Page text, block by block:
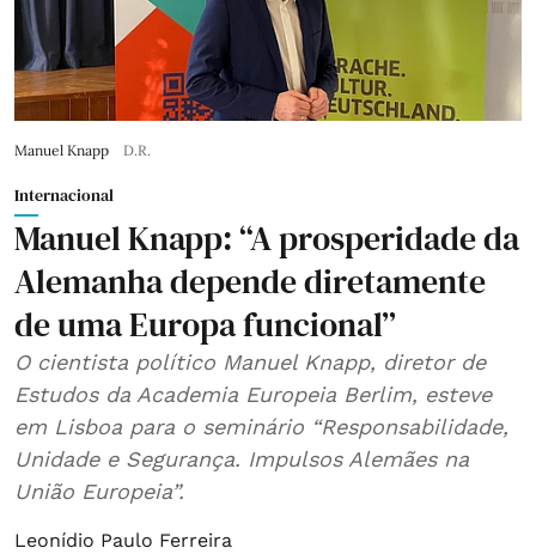
Manuel Knapp D.R.
Internacional
Manuel Knapp: “A prosperidade da
Alemanha depende diretamente
de uma Europa funcional”
O cientista político Manuel Knapp, diretor de
Estudos da Academia Europeia Berlim, esteve
em Lisboa para o seminário “Responsabilidade,
Unidade e Segurança. Impulsos Alemães na
União Europeia”.
Leonídio Paulo Ferreira